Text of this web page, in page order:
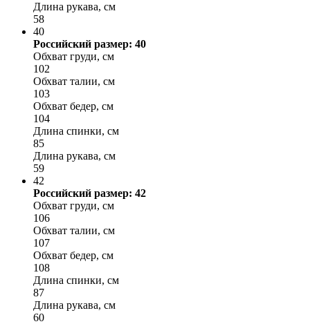
Длина рукава, см
58
40
Российский размер: 40
Обхват груди, см
102
Обхват талии, см
103
Обхват бедер, см
104
Длина спинки, см
85
Длина рукава, см
59
42
Российский размер: 42
Обхват груди, см
106
Обхват талии, см
107
Обхват бедер, см
108
Длина спинки, см
87
Длина рукава, см
60